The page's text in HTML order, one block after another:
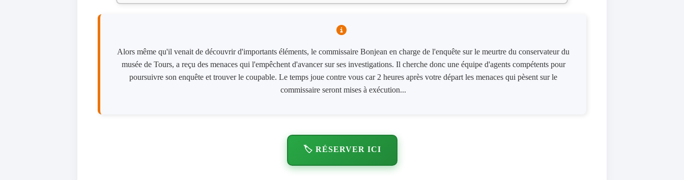
Alors même qu'il venait de découvrir d'importants éléments, le commissaire Bonjean en charge de l'enquête sur le meurtre du conservateur du
musée de Tours, a reçu des menaces qui l'empêchent d'avancer sur ses investigations. Il cherche donc une équipe d'agents compétents pour
poursuivre son enquête et trouver le coupable. Le temps joue contre vous car 2 heures après votre départ les menaces qui pèsent sur le
commissaire seront mises à exécution...
🏷️ RÉSERVER ICI